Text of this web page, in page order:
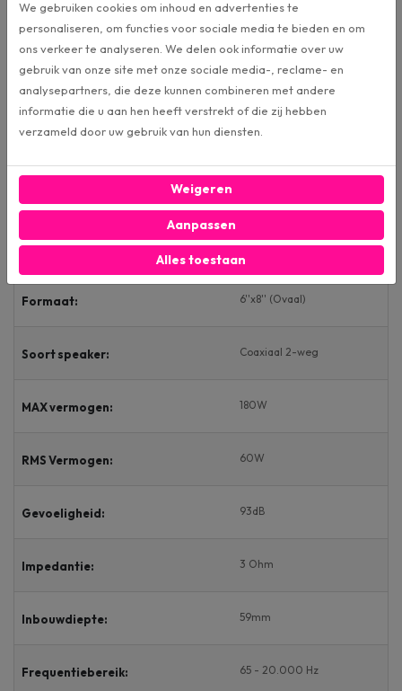
Specificaties
Artikelnummer Club 864F (OT)
JBL
Conditie: Outlet
Formaat: 6''x8'' (Ovaal)
Soort speaker: Coaxiaal 2-weg
MAX vermogen: 180W
RMS Vermogen: 60W
Gevoeligheid: 93dB
Impedantie: 3 Ohm
Inbouwdiepte: 59mm
Frequentiebereik: 65 - 20.000 Hz
We gebruiken cookies om inhoud en advertenties te
personaliseren, om functies voor sociale media te bieden en om
ons verkeer te analyseren. We delen ook informatie over uw
gebruik van onze site met onze sociale media-, reclame- en
analysepartners, die deze kunnen combineren met andere
informatie die u aan hen heeft verstrekt of die zij hebben
verzameld door uw gebruik van hun diensten.
Weigeren
Aanpassen
Alles toestaan